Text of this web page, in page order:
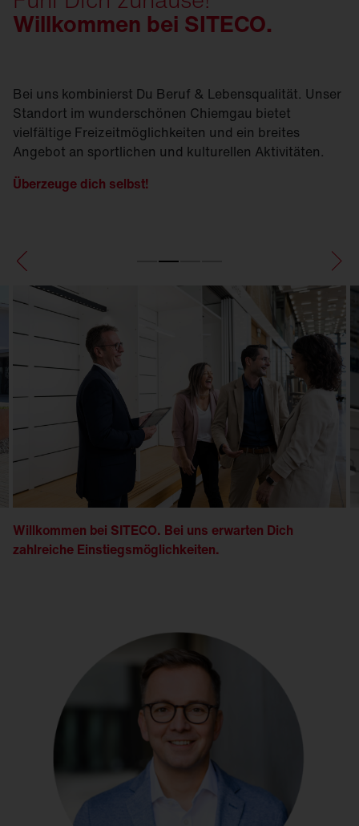
Willkommen bei SITECO.
Bei uns kombinierst Du Beruf & Lebensqualität. Unser
Standort im wunderschönen Chiemgau bietet
vielfältige Freizeitmöglichkeiten und ein breites
Angebot an sportlichen und kulturellen Aktivitäten.
Überzeuge dich selbst!
Willkommen bei SITECO. Bei uns erwarten Dich
zahlreiche Einstiegsmöglichkeiten.